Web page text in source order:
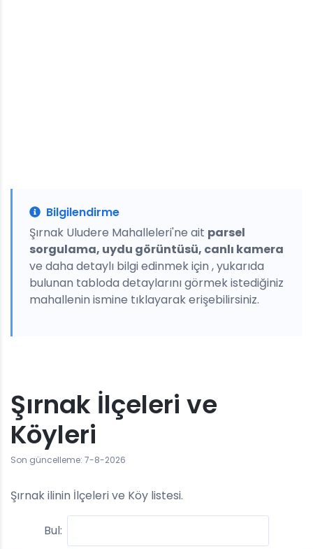
Bilgilendirme
Şırnak Uludere Mahalleleri'ne ait parsel
sorgulama, uydu görüntüsü, canlı kamera
ve daha detaylı bilgi edinmek için , yukarıda
bulunan tabloda detaylarını görmek istediğiniz
mahallenin ismine tıklayarak erişebilirsiniz.
Şırnak İlçeleri ve
Köyleri
Son güncelleme: 7-8-2026
Şırnak ilinin İlçeleri ve Köy listesi.
Bul: